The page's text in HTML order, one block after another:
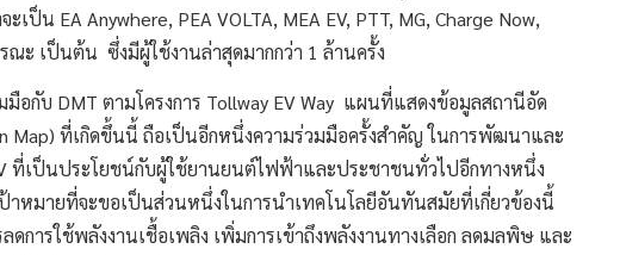
ป็น EA Anywhere, PEA VOLTA, MEA EV, PTT, MG, Charge Now,
ณะ เป็นต้น ซึ่งมีผู้ใช้งานล่าสุดมากกว่า 1 ล้านครั้ง
มือกับ DMT ตามโครงการ Tollway EV Way แผนที่แสดงข้อมูลสถานีอัด
Map) ที่เกิดขึ้นนี้ ถือเป็นอีกหนึ่งความร่วมมือครั้งสำคัญ ในการพัฒนาและ
ที่เป็นประโยชน์กับผู้ใช้ยานยนต์ไฟฟ้าและประชาชนทั่วไปอีกทางหนึ่ง
ป้าหมายที่จะขอเป็นส่วนหนึ่งในการนำเทคโนโลยีอันทันสมัยที่เกี่ยวข้องนี้
การใช้พลังงานเชื้อเพลิง เพิ่มการเข้าถึงพลังงานทางเลือก ลดมลพิษ และ